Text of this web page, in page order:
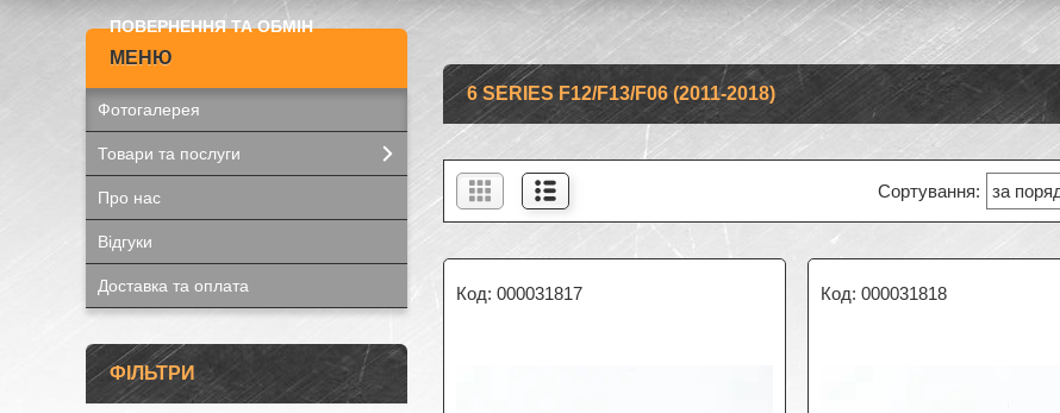
ПОВЕРНЕННЯ ТА ОБМІН
6 SERIES F12/F13/F06 (2011-2018)
000031817 000031818
Фотогалерея
Товари та послуги
Про нас
Відгуки
Доставка та оплата
ФІЛЬТРИ